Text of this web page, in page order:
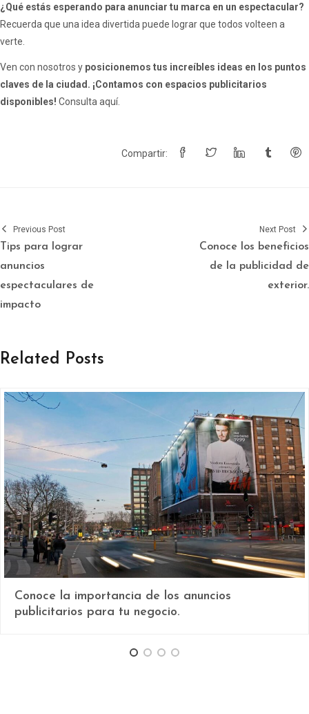
¿Qué estás esperando para anunciar tu marca en un espectacular?
Recuerda que una idea divertida puede lograr que todos volteen a
verte.
Ven con nosotros y posicionemos tus increíbles ideas en los puntos
claves de la ciudad. ¡Contamos con espacios publicitarios
disponibles! Consulta aquí.
Compartir:
Previous Post
Tips para lograr
anuncios
espectaculares de
impacto
Next Post
Conoce los beneficios
de la publicidad de
exterior.
Related Posts
Conoce la importancia de los anuncios
publicitarios para tu negocio.